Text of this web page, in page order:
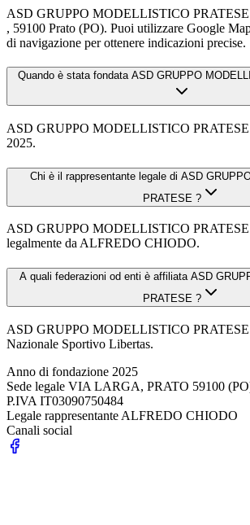
ASD GRUPPO MODELLISTICO PRATESE
, 59100 Prato (PO). Puoi utilizzare Google
di navigazione per ottenere indicazioni precise.
Quando è stata fondata ASD GRUPPO
ASD GRUPPO MODELLISTICO PRATESE
2025.
Chi è il rappresentante legale di ASD
PRATESE ?
ASD GRUPPO MODELLISTICO PRATESE
legalmente da ALFREDO CHIODO.
A quali federazioni od enti è affiliata ASD
PRATESE ?
ASD GRUPPO MODELLISTICO PRATESE
Nazionale Sportivo Libertas.
Anno di fondazione 2025
Sede legale VIA LARGA, PRATO 59100
P.IVA IT03090750484
Legale rappresentante ALFREDO CHIODO
Canali social